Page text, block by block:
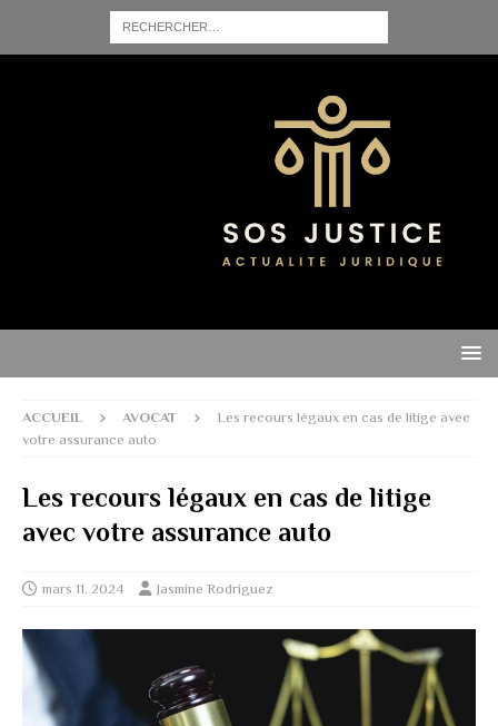
ACCUEIL AVOCAT
Les recours légaux en cas de litige avec
votre assurance auto
Les recours légaux en cas de litige
avec votre assurance auto
mars 11, 2024 Jasmine Rodriguez